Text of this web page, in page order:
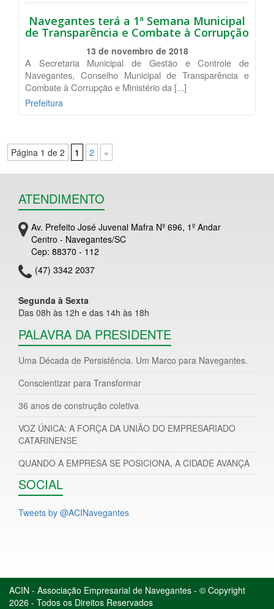
Navegantes terá a 1ª Semana Municipal
de Transparência e Combate à Corrupção
13 de novembro de 2018
A Secretaria Municipal de Gestão e Controle de
Navegantes, Conselho Municipal de Transparência e
Combate à Corrupção e Ministério da [...]
Prefeitura
Página 1 de 2 1 2 »
ATENDIMENTO
Av. Prefeito José Juvenal Mafra Nº 696, 1º Andar
Centro - Navegantes/SC
Cep: 88370 - 112
(47) 3342 2037
Segunda à Sexta
Das 08h às 12h e das 14h às 18h
PALAVRA DA PRESIDENTE
Uma Década de Persistência. Um Marco para Navegantes.
Conscientizar para Transformar
36 anos de construção coletiva
VOZ ÚNICA: A FORÇA DA UNIÃO DO EMPRESARIADO
CATARINENSE
QUANDO A EMPRESA SE POSICIONA, A CIDADE AVANÇA
SOCIAL
Tweets by @ACINavegantes
ACIN - Associação Empresarial de Navegantes - © Copyright
2026 - Todos os Direitos Reservados